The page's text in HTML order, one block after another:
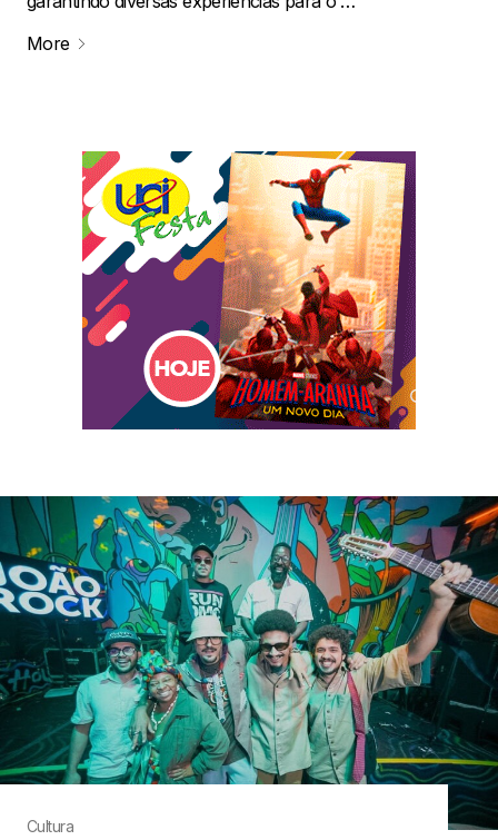
More
Cultura